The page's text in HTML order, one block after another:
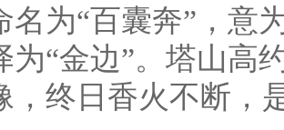
名为“百囊奔”，意
为“金边”。塔山高
，终日香火不断，